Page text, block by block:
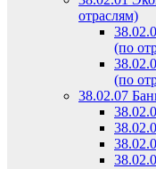
отраслям)
(по
(по
38.02.07